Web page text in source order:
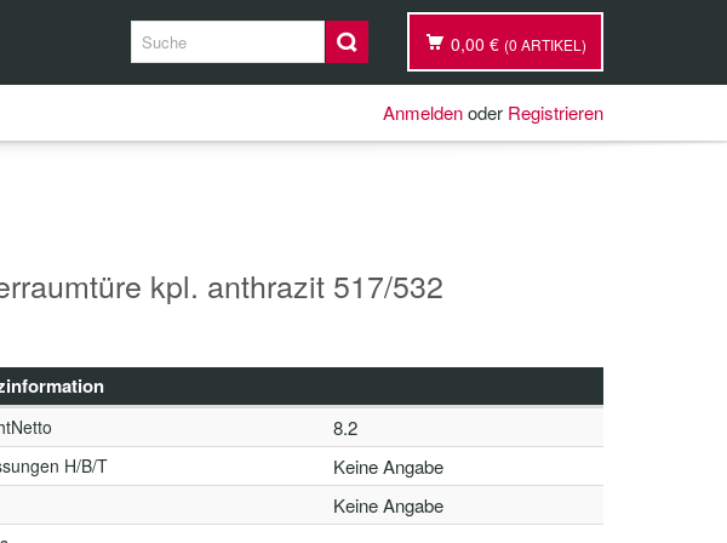
0,00 € (0 ARTIKEL)
Anmeldenoder Registrieren
kpl. anthrazit 517/532
8.2
H/B/T Keine Angabe
Keine Angabe